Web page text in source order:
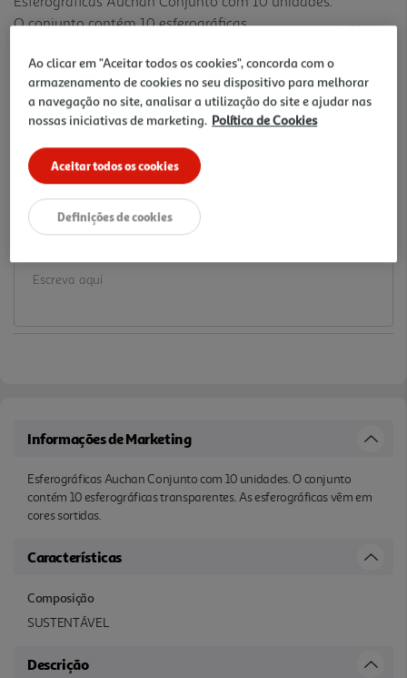
para
a
O conjunto contém 10 esferográficas
sortidas.
ver
Price reduced from
2,99 €to
1,99 €
Promoção:de 29/7/2026 a 9/10/2026
Notas de preparação
Informações de Marketing
Esferográficas Auchan Conjunto com 10 unidades. O conjunto
contém 10 esferográficas transparentes. As esferográficas vêm em
cores sortidas.
Características
Composição
SUSTENTÁVEL
Descrição
Ao clicar em "Aceitar todos os cookies", concorda com o
armazenamento de cookies no seu dispositivo para melhorar
a navegação no site, analisar a utilização do site e ajudar nas
nossas iniciativas de marketing. Política de Cookies
Aceitar todos os cookies
Definições de cookies